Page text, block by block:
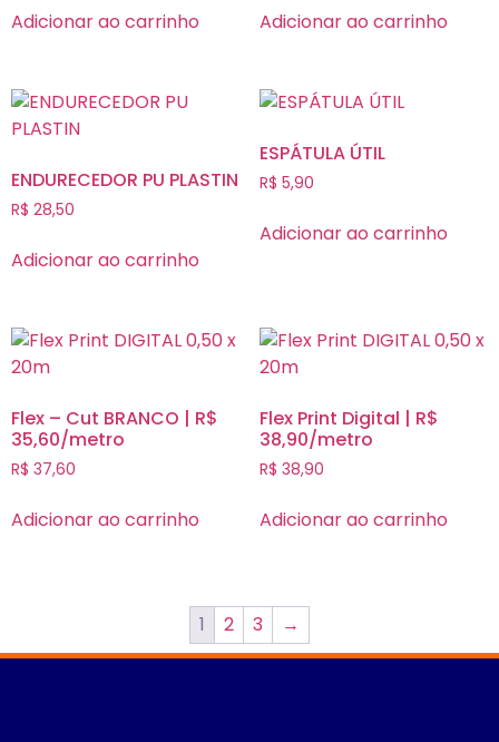
Adicionar ao carrinho Adicionar ao carrinho
ENDURECEDOR PU PLASTIN
R$ 28,50
Adicionar ao carrinho
ESPÁTULA ÚTIL
R$ 5,90
Adicionar ao carrinho
Flex – Cut BRANCO | R$
35,60/metro
R$ 37,60
Adicionar ao carrinho
Flex Print Digital | R$
38,90/metro
R$ 38,90
Adicionar ao carrinho
1 2 3 →